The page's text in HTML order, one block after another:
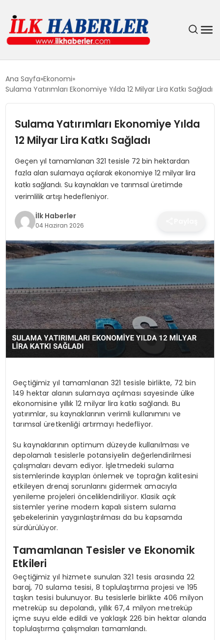
EKONOMI
GÜNDEM
MAGAZIN
SIYASET
SPOR
TEKNOLOJI
Ana Sayfa Ekonomi
Sulama Yatırımları Ekonomiye Yılda 12 Milyar Lira Katkı Sağladı
Sulama Yatırımları Ekonomiye Yılda
12 Milyar Lira Katkı Sağladı
Geçen yıl tamamlanan 321 tesisle 72 bin hektardan
fazla alan sulamaya açılarak ekonomiye 12 milyar lira
katkı sağlandı. Su kaynakları ve tarımsal üretimde
verimlilik artışı hedefleniyor.
İlk Haberler
04 Haziran 2026
Geçtiğimiz yıl tamamlanan 321 tesisle birlikte, 72 bin
149 hektar alanın sulamaya açılması sayesinde ülke
ekonomisine yıllık 12 milyar lira katkı sağlandı. Bu
yatırımlar, su kaynaklarının verimli kullanımını ve
tarımsal üretkenliği artırmayı hedefliyor.
Su kaynaklarının optimum düzeyde kullanılması ve
depolamalı tesislerle potansiyelin değerlendirilmesi
çalışmaları devam ediyor. İşletmedeki sulama
sistemlerinde kayıpları önlemek ve toprağın kalitesini
etkileyen drenaj sorunlarını gidermek amacıyla
yenileme projeleri önceliklendiriliyor. Klasik açık
sistemler yerine modern kapalı sistem sulama
şebekelerinin yaygınlaştırılması da bu kapsamda
sürdürülüyor.
Tamamlanan Tesisler ve Ekonomik
Etkileri
Geçtiğimiz yıl hizmete sunulan 321 tesis arasında 22
baraj, 70 sulama tesisi, 8 toplulaştırma projesi ve 195
taşkın tesisi bulunuyor. Bu tesislerle birlikte 406 milyon
metreküp su depolandı, yıllık 67,4 milyon metreküp
içme suyu elde edildi ve yaklaşık 226 bin hektar alanda
toplulaştırma çalışmaları tamamlandı.